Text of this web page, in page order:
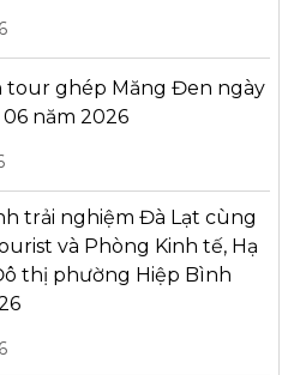
tour ghép Măng Đen ngày
năm 2026
trải nghiệm Đà Lạt cùng
và Phòng Kinh tế, Hạ
thị phường Hiệp Bình